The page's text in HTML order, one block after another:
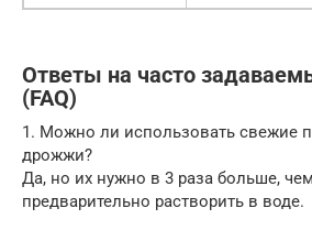
Ответы на часто
(FAQ)
1. Можно ли использовать свежие
дрожжи?
Да, но их нужно в 3 раза больше,
предварительно растворить в воде.